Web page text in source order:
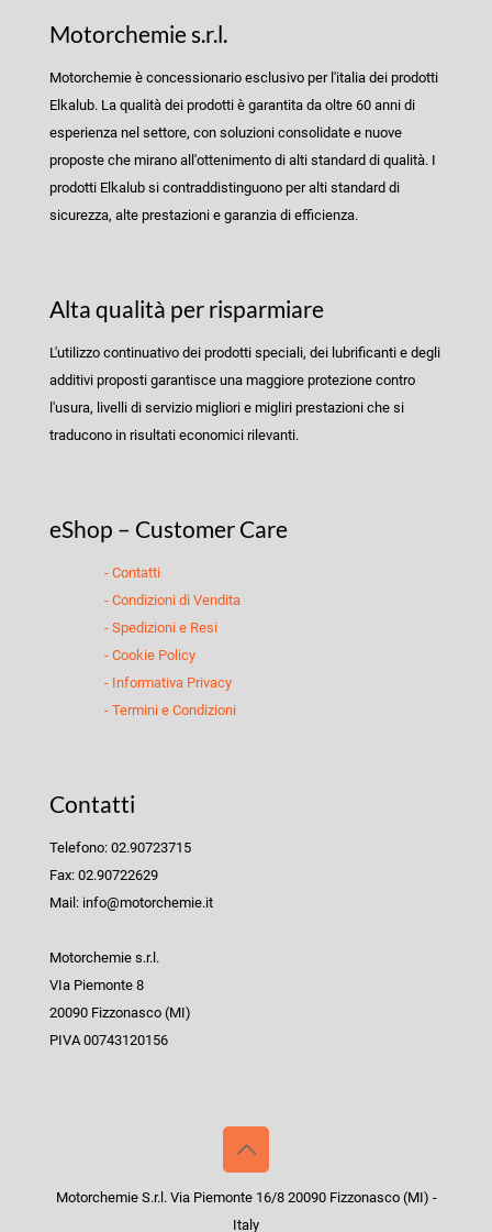
Motorchemie s.r.l.
Motorchemie è concessionario esclusivo per l'italia dei prodotti
Elkalub. La qualità dei prodotti è garantita da oltre 60 anni di
esperienza nel settore, con soluzioni consolidate e nuove
proposte che mirano all'ottenimento di alti standard di qualità. I
prodotti Elkalub si contraddistinguono per alti standard di
sicurezza, alte prestazioni e garanzia di efficienza.
Alta qualità per risparmiare
L'utilizzo continuativo dei prodotti speciali, dei lubrificanti e degli
additivi proposti garantisce una maggiore protezione contro
l'usura, livelli di servizio migliori e migliri prestazioni che si
traducono in risultati economici rilevanti.
eShop – Customer Care
- Contatti
- Condizioni di Vendita
- Spedizioni e Resi
- Cookie Policy
- Informativa Privacy
- Termini e Condizioni
Contatti
Telefono: 02.90723715
Fax: 02.90722629
Mail: info@motorchemie.it
Motorchemie s.r.l.
VIa Piemonte 8
20090 Fizzonasco (MI)
PIVA 00743120156
Motorchemie S.r.l. Via Piemonte 16/8 20090 Fizzonasco (MI) -
Italy